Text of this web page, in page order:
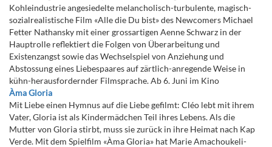
Kohleindustrie angesiedelte melancholisch-turbulente, magisch-
sozialrealistische Film «Alle die Du bist» des Newcomers Michael
Fetter Nathansky mit einer grossartigen Aenne Schwarz in der
Hauptrolle reflektiert die Folgen von Überarbeitung und
Existenzangst sowie das Wechselspiel von Anziehung und
Abstossung eines Liebespaares auf zärtlich-anregende Weise in
kühn-herausfordernder Filmsprache. Ab 6. Juni im Kino
Àma Gloria
Mit Liebe einen Hymnus auf die Liebe gefilmt: Cléo lebt mit ihrem
Vater, Gloria ist als Kindermädchen Teil ihres Lebens. Als die
Mutter von Gloria stirbt, muss sie zurück in ihre Heimat nach Kap
Verde. Mit dem Spielfilm «Àma Gloria» hat Marie Amachoukeli-